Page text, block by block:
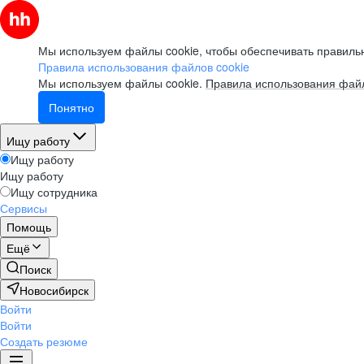
Мы используем файлы cookie, чтобы обеспечивать
Правила использования файлов cookie
Мы используем файлы cookie. Правила использования
Понятно
Ищу работу
Ищу работу
Ищу работу
Ищу сотрудника
Сервисы
Помощь
Ещё
Поиск
Новосибирск
Войти
Войти
Создать резюме